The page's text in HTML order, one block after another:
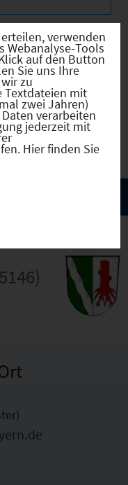
verwenden
Webanalyse-Tools
auf den Button
Sie uns Ihre
zu
Textdateien mit
zwei Jahren)
verarbeiten
jederzeit mit
Hier finden Sie